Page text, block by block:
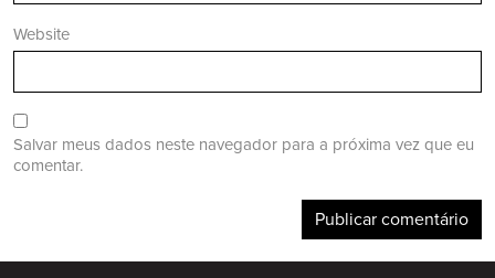
Website
Salvar meus dados neste navegador para a próxima vez que eu
comentar.